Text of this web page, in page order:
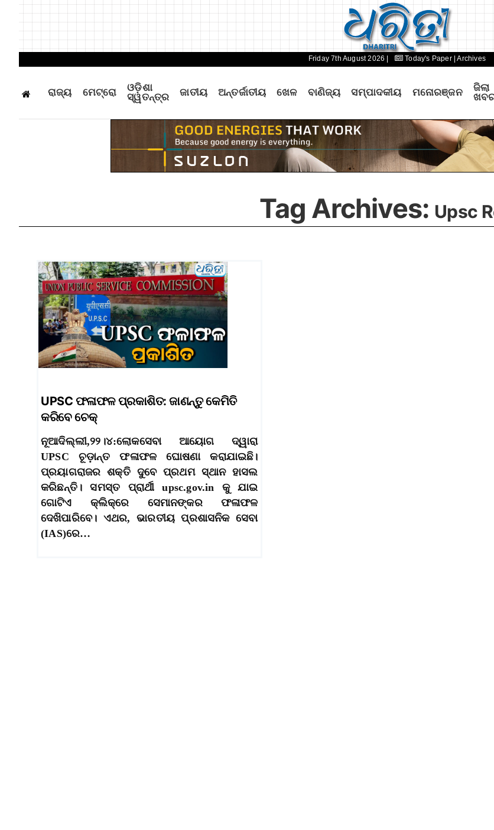
Friday 7th August 2026 | Today's Paper | Archives
ରାଜ୍ୟ ମେଟ୍ରୋ
ଓଡ଼ିଶା
ସ୍ୱତନ୍ତ୍ର
ଜାତୀୟ ଅନ୍ତର୍ଜାତୀୟ ଖେଳ ବାଣିଜ୍ୟ ସମ୍ପାଦକୀୟ ମନୋରଞ୍ଜନ
ଜିଲା
Tag Archives: Upsc
UPSC ଫଳାଫଳ ପ୍ରକାଶିତ: ଜାଣନ୍ତୁ କେମିତି
କରିବେ ଚେକ୍‌
ନୂଆଦିଲ୍ଲୀ,୨୨।୪:ଲୋକସେବା ଆୟୋଗ ଦ୍ୱାରା
UPSC ଚୂଡ଼ାନ୍ତ ଫଳାଫଳ ଘୋଷଣା କରାଯାଇଛି।
ପ୍ରୟାଗରାଜର ଶକ୍ତି ଦୁବେ ପ୍ରଥମ ସ୍ଥାନ ହାସଲ
କରିଛନ୍ତି। ସମସ୍ତ ପ୍ରାର୍ଥୀ upsc.gov.in କୁ ଯାଇ
ଗୋଟିଏ କ୍ଲିକ୍‌ରେ ସେମାନଙ୍କର ଫଳାଫଳ
ଦେଖିପାରିବେ। ଏଥର, ଭାରତୀୟ ପ୍ରଶାସନିକ ସେବା
(IAS)ରେ…